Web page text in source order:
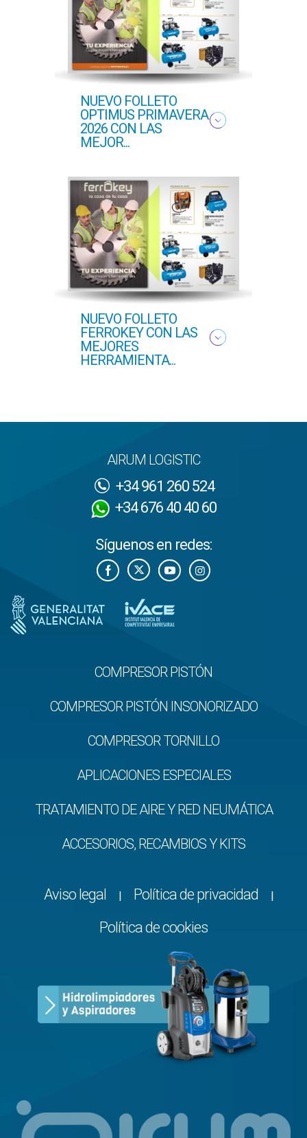
NUEVO FOLLETO
OPTIMUS PRIMAVERA
2026 CON LAS
MEJOR...
NUEVO FOLLETO
FERROKEY CON LAS
MEJORES
HERRAMIENTA...
AIRUM LOGISTIC
+34 961 260 524
+34 676 40 40 60
Síguenos en redes:
COMPRESOR PISTÓN
COMPRESOR PISTÓN INSONORIZADO
COMPRESOR TORNILLO
APLICACIONES ESPECIALES
TRATAMIENTO DE AIRE Y RED NEUMÁTICA
ACCESORIOS, RECAMBIOS Y KITS
Aviso legal | Política de privacidad |
Política de cookies